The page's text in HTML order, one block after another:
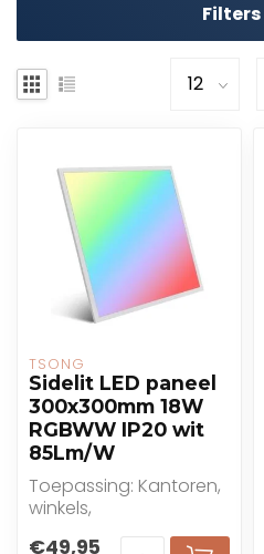
Filters
TSONG
Sidelit LED paneel
300x300mm 18W
RGBWW IP20 wit
85Lm/W
Toepassing: Kantoren,
winkels,
gezondheidszorg,
€49,95